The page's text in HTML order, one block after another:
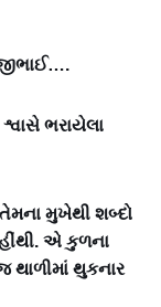
ભરાયેલા
મુખેથી શબ્દો
એ કુળના
થુકનાર